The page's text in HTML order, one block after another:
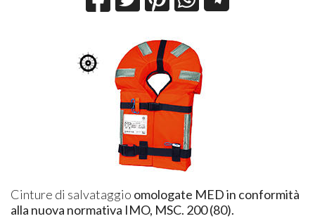
Cinture di salvataggio omologate MED in conformità
alla nuova normativa IMO, MSC. 200 (80).